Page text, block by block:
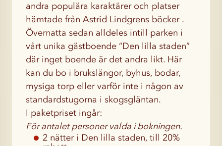
andra populära karaktärer och platser
hämtade från Astrid Lindgrens böcker .
Övernatta sedan alldeles intill parken i
vårt unika gästboende “Den lilla staden”
där inget boende är det andra likt. Här
kan du bo i brukslängor, byhus, bodar,
mysiga torp eller varför inte i någon av
standardstugorna i skogsgläntan.
I paketpriset ingår:
För antalet personer valda i bokningen.
2 nätter i Den lilla staden, till 20%